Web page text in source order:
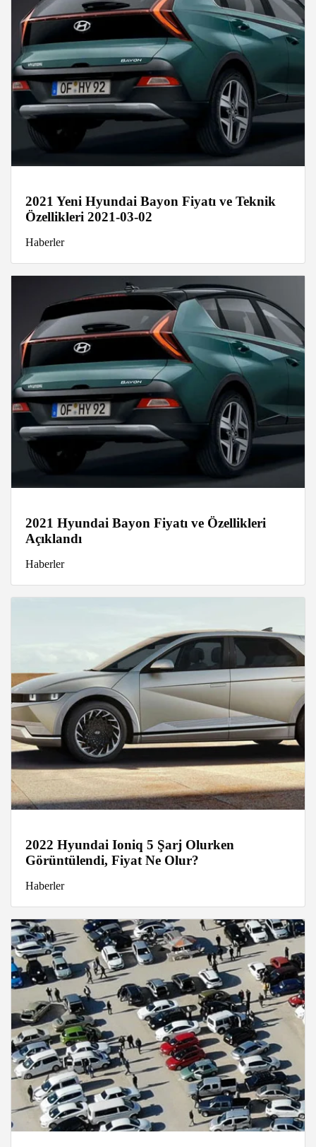
2021 Yeni Hyundai Bayon Fiyatı ve Teknik
Özellikleri 2021-03-02
Haberler
2021 Hyundai Bayon Fiyatı ve Özellikleri
Açıklandı
Haberler
2022 Hyundai Ioniq 5 Şarj Olurken
Görüntülendi, Fiyat Ne Olur?
Haberler